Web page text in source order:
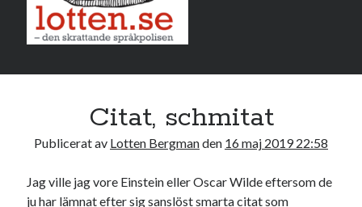
Sidopanel
O T F L S
1 2 3 4 5
9 10 11 12
13 14 15 16 17 18 19
Citat, schmitat
Publicerat av Lotten Bergmanden 16 maj 2019 22:58
Jag ville jag vore Einstein eller Oscar Wilde eftersom de
ju har lämnat efter sig sanslöst smarta citat som